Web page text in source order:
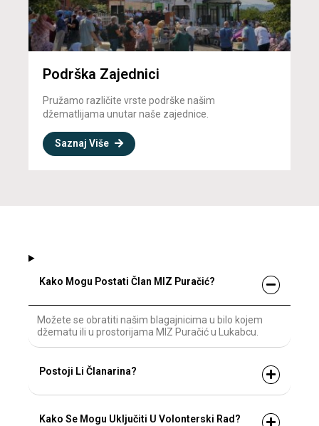
Podrška Zajednici
Pružamo različite vrste podrške našim
džematlijama unutar naše zajednice.
Saznaj Više
Kako Mogu Postati Član MIZ Puračić?
Možete se obratiti našim blagajnicima u bilo kojem
džematu ili u prostorijama MIZ Puračić u Lukabcu.
Postoji Li Članarina?
Kako Se Mogu Uključiti U Volonterski Rad?